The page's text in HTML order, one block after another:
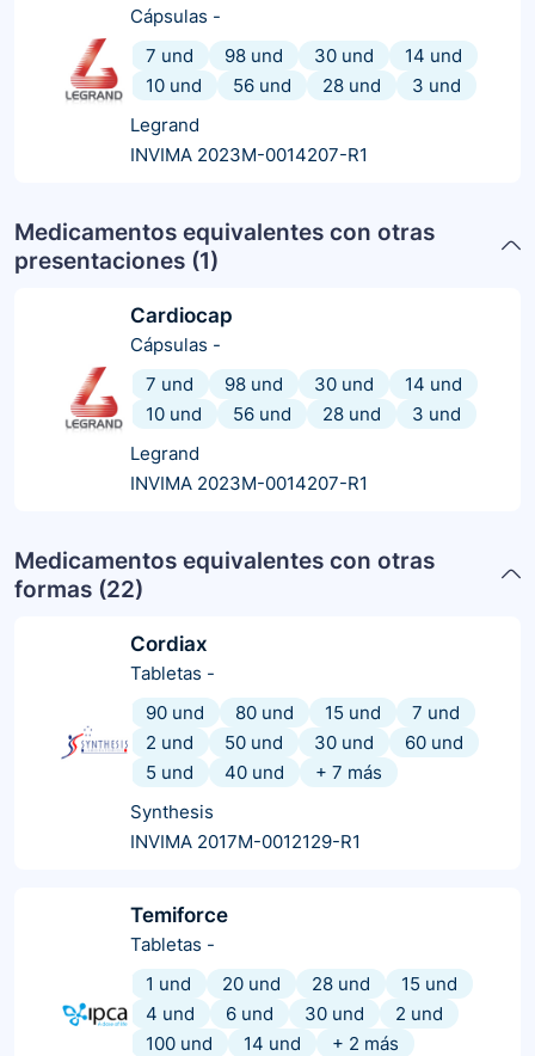
Cápsulas -
7 und
98 und 30 und
14 und
10 und
56 und 28 und
3 und
Legrand
INVIMA 2023M-0014207-R1
Medicamentos equivalentes con otras
presentaciones (1)
Cardiocap
Cápsulas -
7 und
98 und 30 und
14 und
10 und
56 und 28 und
3 und
Legrand
INVIMA 2023M-0014207-R1
Medicamentos equivalentes con otras
formas (22)
Cordiax
Tabletas -
90 und
80 und 15 und
7 und
2 und
50 und 30 und
60 und
5 und
40 und + 7 más
Synthesis
INVIMA 2017M-0012129-R1
Temiforce
Tabletas -
1 und
20 und 28 und
15 und
4 und
6 und 30 und
2 und
100 und
14 und + 2 más